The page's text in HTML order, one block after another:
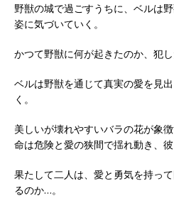
野獣の城で過ごすうちに、ベルは
姿に気づいていく。
かつて野獣に何が起きたのか、犯し
ベルは野獣を通じて真実の愛を見
く。
美しいが壊れやすいバラの花が象
命は危険と愛の狭間で揺れ動き、彼
果たして二人は、愛と勇気を持っ
るのか…。